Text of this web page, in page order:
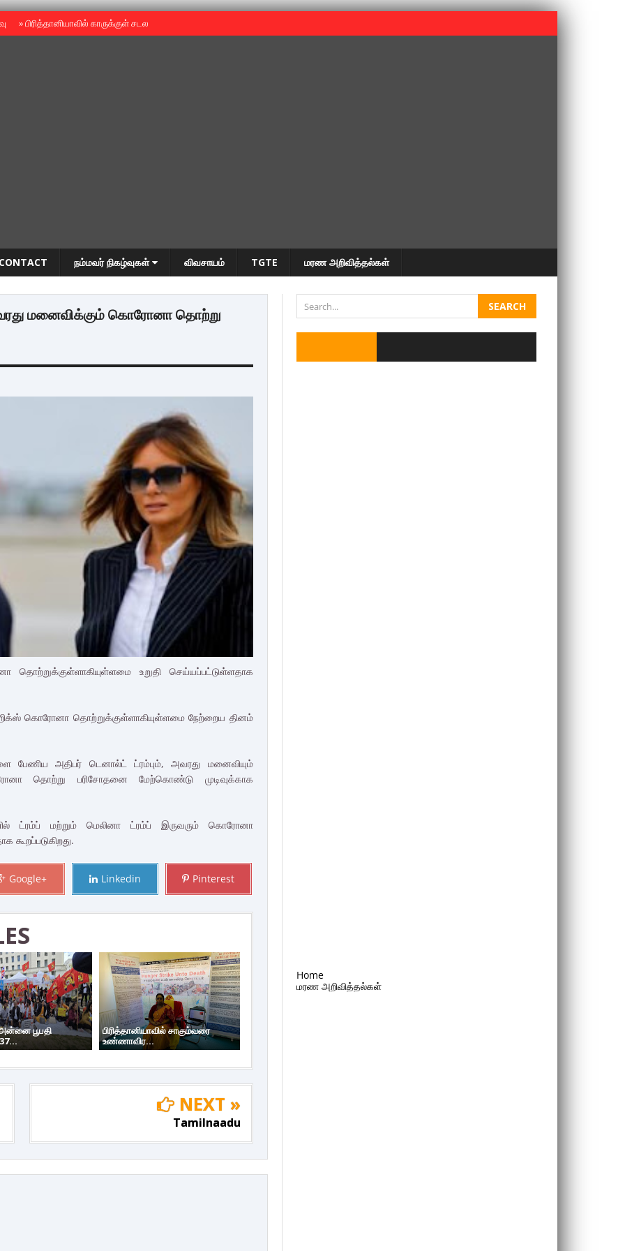
»பிரித்தானியாவில் காருக்குள் சடலம் -தமிழருடையதா ?
CONTACT நம்மவர் நிகழ்வுகள் விவசாயம் TGTE மரண அறிவித்தல்கள்
மனைவிக்கும் கொரோனா தொற்று
தொற்றுக்குள்ளாகியுள்ளமை உறுதி செய்யப்பட்டுள்ளதாக
கொரோனா தொற்றுக்குள்ளாகியுள்ளமை நேற்றைய தினம்
பேணிய அதிபர் டெனால்ட் ட்ரம்பும், அவரது மனைவியும்
தொற்று பரிசோதனை மேற்கொண்டு முடிவுக்காக
ட்ரம்ப் மற்றும் மெலினா ட்ரம்ப் இருவரும் கொரோனா
கூறப்படுகிறது.
Google+ Linkedin Pinterest
பூபதி
பிரித்தானியாவில் சாகும்வரை
உண்ணாவிர...
NEXT »
Tamilnaadu
Home
மரண அறிவித்தல்கள்